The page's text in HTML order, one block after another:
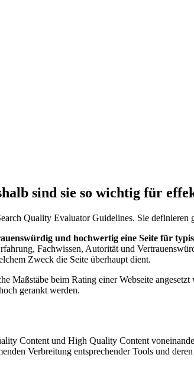
sind sie so wichtig für
Quality Evaluator Guidelines. Sie definieren
und hochwertig eine Seite für
Fachwissen, Autorität und
Zweck die Seite überhaupt dient.
beim Rating einer Webseite
gerankt werden.
Content und High Quality Content
Verbreitung entsprechender Tools und